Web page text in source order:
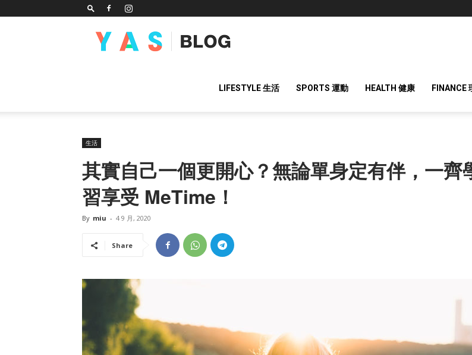
BLOG
LIFESTYLE 生活 SPORTS 運動 HEALTH 健康 FINANCE
生活
其實自己一個更開心？無論單身定有伴，一齊
習享受 MeTime！
By miu - 4 9 月, 2020
Share